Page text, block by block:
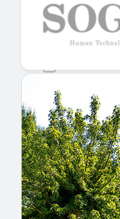
GUÍA DE
NUEVOS
CONSEJOS
MERCADOS Y
HEMEROTECA
Buscar